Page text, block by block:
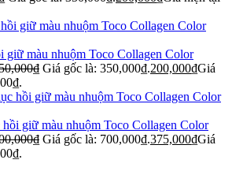
giữ màu nhuộm Toco Collagen Color
₫ Giá gốc là: 350,000₫.200,000₫Giá
giữ màu nhuộm Toco Collagen Color
₫ Giá gốc là: 700,000₫.375,000₫Giá